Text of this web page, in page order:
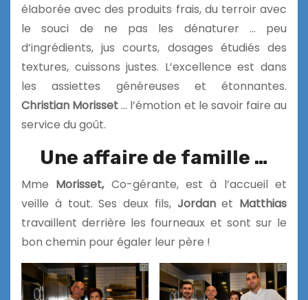
élaborée avec des produits frais, du terroir avec
le souci de ne pas les dénaturer … peu
d’ingrédients, jus courts, dosages étudiés des
textures, cuissons justes. L’excellence est dans
les assiettes généreuses et étonnantes.
Christian Morisset… l’émotion et le savoir faire au
service du goût.
Une affaire de famille …
Mme Morisset, Co-gérante, est à l’accueil et
veille à tout. Ses deux fils, Jordanet Matthias
travaillent derrière les fourneaux et sont sur le
bon chemin pour égaler leur père !